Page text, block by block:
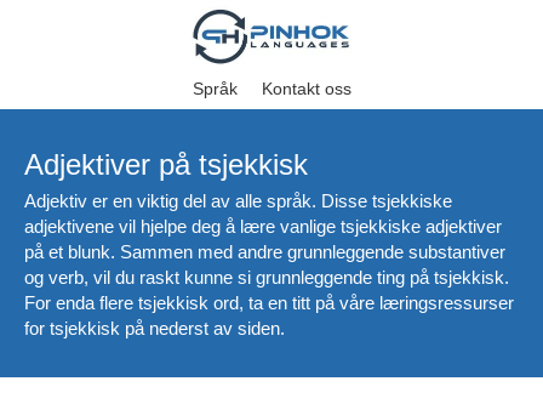
Språk Kontakt oss
Adjektiver på tsjekkisk
Adjektiv er en viktig del av alle språk. Disse tsjekkiske
adjektivene vil hjelpe deg å lære vanlige tsjekkiske adjektiver
på et blunk. Sammen med andre grunnleggende substantiver
og verb, vil du raskt kunne si grunnleggende ting på tsjekkisk.
For enda flere tsjekkisk ord, ta en titt på våre læringsressurser
for tsjekkisk på nederst av siden.